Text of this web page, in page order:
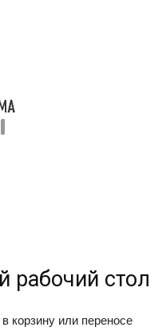
рабочий стол
корзину или переносе